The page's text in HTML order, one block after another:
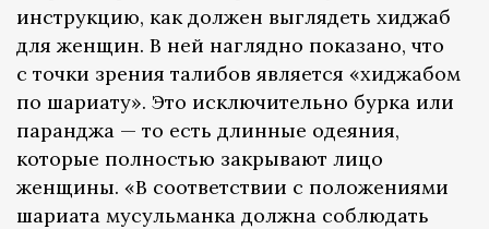
инструкцию, как должен выглядеть хиджаб
для женщин. В ней наглядно показано, что
с точки зрения талибов является «хиджабом
по шариату». Это исключительно бурка или
паранджа — то есть длинные одеяния,
которые полностью закрывают лицо
женщины. «В соответствии с положениями
шариата мусульманка должна соблюдать